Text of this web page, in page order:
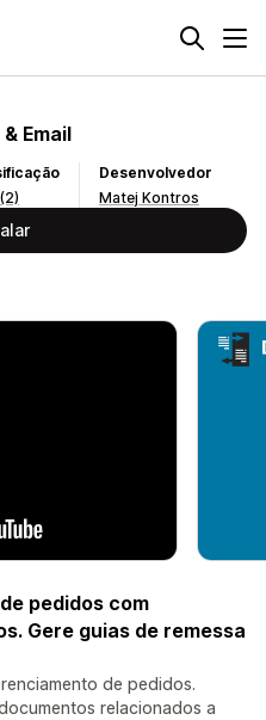
Email
(2)
Desenvolvedor
Matej Kontros
pedidos com
Gere guias de remessa
de pedidos.
relacionados a